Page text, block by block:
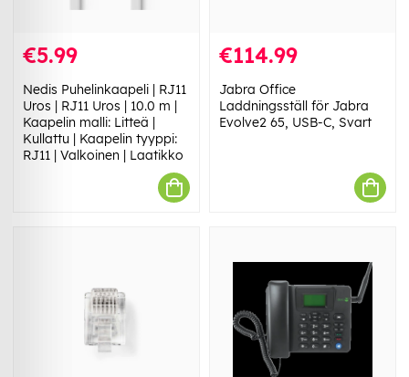
€5.99
Nedis Puhelinkaapeli | RJ11
Uros | RJ11 Uros | 10.0 m |
Kaapelin malli: Litteä |
Kullattu | Kaapelin tyyppi:
RJ11 | Valkoinen | Laatikko
€114.99
Jabra Office
Laddningsställ för Jabra
Evolve2 65, USB-C, Svart